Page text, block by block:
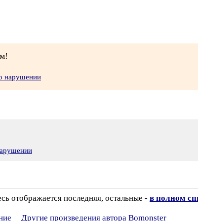
нарушении
отображается последняя, остальные - в полном
Другие произведения автора Bomonster